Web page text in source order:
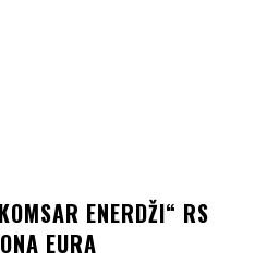
ENERDŽI“ RS
EURA